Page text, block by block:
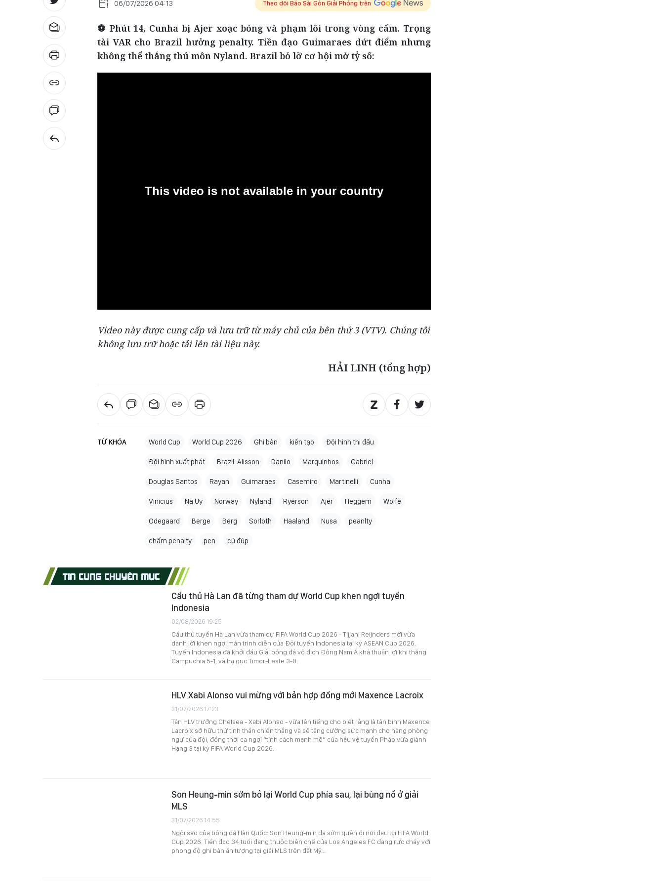
06/07/2026 04:13 Theo dõi Báo Sài Gòn Giải Phóng trên
⚽ Phút 14, Cunha bị Ajer xoạc bóng và phạm lỗi trong vòng cấm. Trọng
tài VAR cho Brazil hưởng penalty. Tiền đạo Guimaraes dứt điểm nhưng
không thể thắng thủ môn Nyland. Brazil bỏ lỡ cơ hội mở tỷ số:
Video này được cung cấp và lưu trữ từ máy chủ của bên thứ 3 (VTV). Chúng tôi
không lưu trữ hoặc tải lên tài liệu này.
HẢI LINH (tổng hợp)
TỪ KHÓA World Cup World Cup 2026 Ghi bàn kiến tạo Đội hình thi đấu
Đội hình xuất phát Brazil: Alisson Danilo Marquinhos Gabriel
Douglas Santos Rayan Guimaraes Casemiro Martinelli Cunha
Vinicius Na Uy Norway Nyland Ryerson Ajer Heggem Wolfe
Odegaard Berge Berg Sorloth Haaland Nusa peanlty
chấm penalty pen cú đúp
TIN CÙNG CHUYÊN MỤC
Cầu thủ Hà Lan đã từng tham dự World Cup khen ngợi tuyển
Indonesia
02/08/2026 19:25
Cầu thủ tuyển Hà Lan vừa tham dự FIFA World Cup 2026 - Tijjani Reijnders mới vừa
dành lời khen ngợi màn trình diễn của Đội tuyển Indonesia tại kỳ ASEAN Cup 2026.
Tuyển Indonesia đã khởi đầu Giải bóng đá vô địch Đông Nam Á khá thuận lợi khi thắng
Campuchia 5-1, và hạ gục Timor-Leste 3-0.
HLV Xabi Alonso vui mừng với bản hợp đồng mới Maxence Lacroix
31/07/2026 17:23
Tân HLV trưởng Chelsea - Xabi Alonso - vừa lên tiếng cho biết rằng là tân binh Maxence
Lacroix sở hữu thứ tinh thần chiến thắng và sẽ tăng cường sức mạnh cho hàng phòng
ngự của đội, đồng thời ca ngợi “tính cách mạnh mẽ” của hậu vệ tuyển Pháp vừa giành
Hạng 3 tại kỳ FIFA World Cup 2026.
Son Heung-min sớm bỏ lại World Cup phía sau, lại bùng nổ ở giải
MLS
31/07/2026 14:55
Ngôi sao của bóng đá Hàn Quốc: Son Heung-min đã sớm quên đi nỗi đau tại FIFA World
Cup 2026. Tiền đạo 34 tuổi đang thuộc biên chế của Los Angeles FC đang rực cháy với
phong độ ghi bàn ấn tượng tại giải MLS trên đất Mỹ...